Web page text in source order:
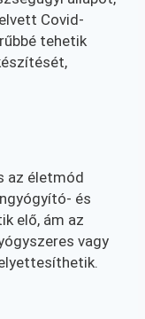
Covid-
tehetik
az életmód
és
elő, ám az
vagy